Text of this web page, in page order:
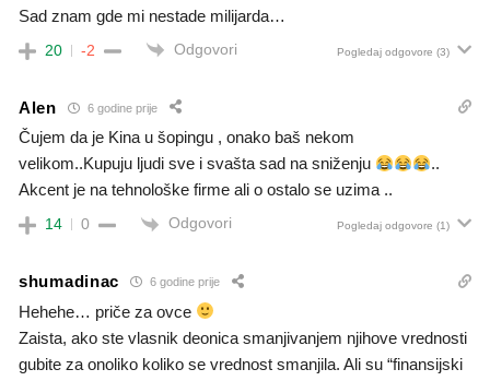
Sad znam gde mi nestade milijarda…
20 -2 Odgovori Pogledaj odgovore (3)
Alen 6 godine prije
Čujem da je Kina u šopingu , onako baš nekom
velikom..Kupuju ljudi sve i svašta sad na sniženju
..
Akcent je na tehnološke firme ali o ostalo se uzima ..
14 0 Odgovori Pogledaj odgovore (1)
shumadinac 6 godine prije
Hehehe… priče za ovce
Zaista, ako ste vlasnik deonica smanjivanjem njihove vrednosti
gubite za onoliko koliko se vrednost smanjila. Ali su “finansijski